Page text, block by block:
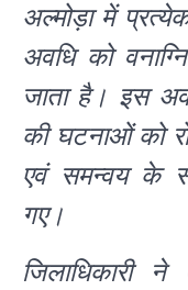
अल्मोड़ा में
अवधि को
जाता है। इस
की घटनाओं को
एवं समन्वय के
गए।
जिलाधिकारी